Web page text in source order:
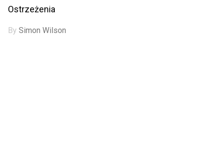
Ostrzeżenia
BySimon Wilson